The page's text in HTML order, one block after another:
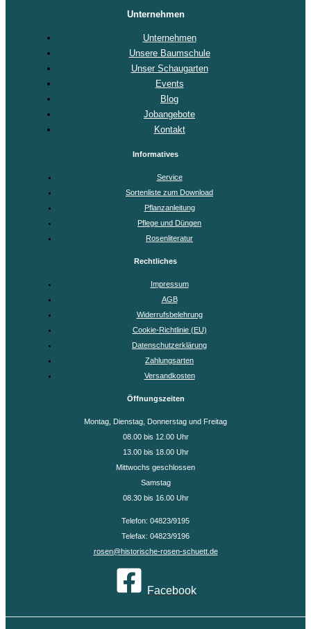
Unternehmen
Unternehmen
Unsere Baumschule
Unser Schaugarten
Events
Blog
Jobangebote
Kontakt
Informatives
Service
Sortenliste zum Download
Pflanzanleitung
Pflege und Düngen
Rosenliteratur
Rechtliches
Impressum
AGB
Widerrufsbelehrung
Cookie-Richtlinie (EU)
Datenschutzerklärung
Zahlungsarten
Versandkosten
Öffnungszeiten
Montag, Dienstag, Donnerstag und Freitag
08.00 bis 12.00 Uhr
13.00 bis 18.00 Uhr
Mittwochs geschlossen
Samstag
08.30 bis 16.00 Uhr
Telefon: 04823/9195
Telefax: 04823/9196
rosen@historische-rosen-schuett.de
Facebook